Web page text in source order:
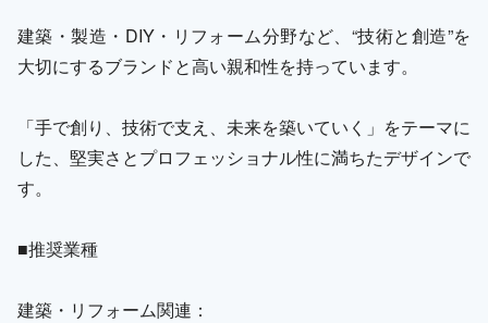
建築・製造・DIY・リフォーム分野など、“技術と創造”を
大切にするブランドと高い親和性を持っています。
「手で創り、技術で支え、未来を築いていく」をテーマに
した、堅実さとプロフェッショナル性に満ちたデザインで
す。
■推奨業種
建築・リフォーム関連：